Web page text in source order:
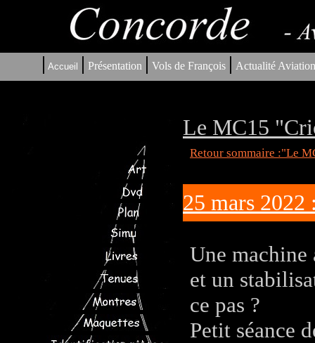
| Accueil | Présentation | Vols de François | Actualité
Le MC15
Retour sommaire :"Le
25 mars
Une machine
et un
ce pas ?
Petit séance